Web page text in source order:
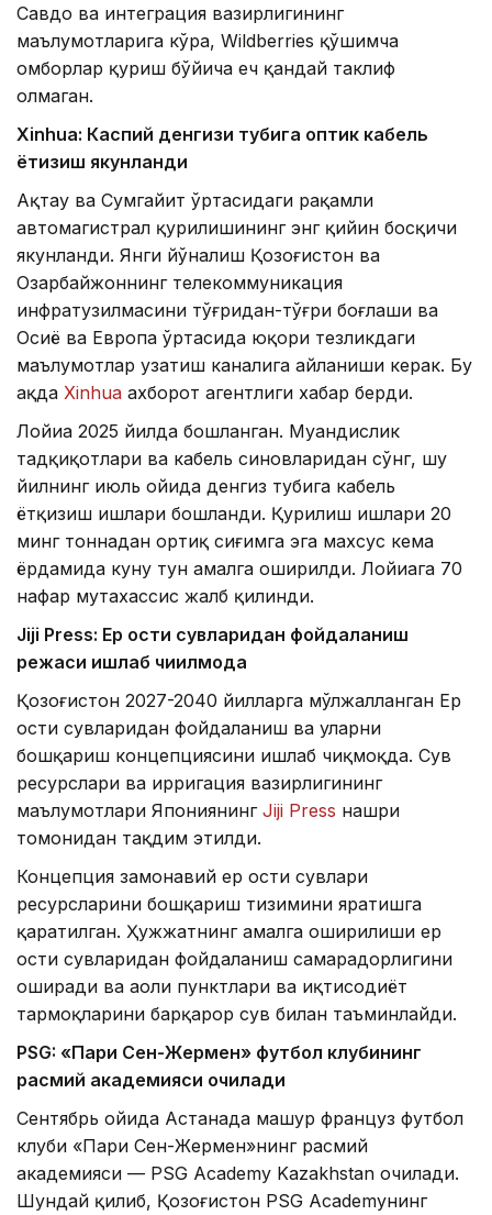
Савдо ва интеграция вазирлигининг
маълумотларига кўра, Wildberries қўшимча
омборлар қуриш бўйича ҳеч қандай таклиф
олмаган.
Xinhuа: Каспий денгизи тубига оптик кабель
ётқизиш якунланди
Ақтау ва Сумгайит ўртасидаги рақамли
автомагистрал қурилишининг энг қийин босқичи
якунланди. Янги йўналиш Қозоғистон ва
Озарбайжоннинг телекоммуникация
инфратузилмасини тўғридан-тўғри боғлаши ва
Осиё ва Европа ўртасида юқори тезликдаги
маълумотлар узатиш каналига айланиши керак. Бу
ҳақда Xinhua ахборот агентлиги хабар берди.
Лойиҳа 2025 йилда бошланган. Муҳандислик
тадқиқотлари ва кабель синовларидан сўнг, шу
йилнинг июль ойида денгиз тубига кабель
ётқизиш ишлари бошланди. Қурилиш ишлари 20
минг тоннадан ортиқ сиғимга эга махсус кема
ёрдамида куну тун амалга оширилди. Лойиҳага 70
нафар мутахассис жалб қилинди.
Jiji Press: Ер ости сувларидан фойдаланиш
режаси ишлаб чиқилмоқда
Қозоғистон 2027-2040 йилларга мўлжалланган Ер
ости сувларидан фойдаланиш ва уларни
бошқариш концепциясини ишлаб чиқмоқда. Сув
ресурслари ва ирригация вазирлигининг
маълумотлари Япониянинг Jiji Press нашри
томонидан тақдим этилди.
Концепция замонавий ер ости сувлари
ресурсларини бошқариш тизимини яратишга
қаратилган. Ҳужжатнинг амалга оширилиши ер
ости сувларидан фойдаланиш самарадорлигини
оширади ва аҳоли пунктлари ва иқтисодиёт
тармоқларини барқарор сув билан таъминлайди.
PSG: «Пари Сен-Жермен» футбол клубининг
расмий академияси очилади
Сентябрь ойида Астанада машҳур француз футбол
клуби «Пари Сен-Жермен»нинг расмий
академияси — PSG Academy Kazakhstan очилади.
Шундай қилиб, Қозоғистон PSG Academyнинг